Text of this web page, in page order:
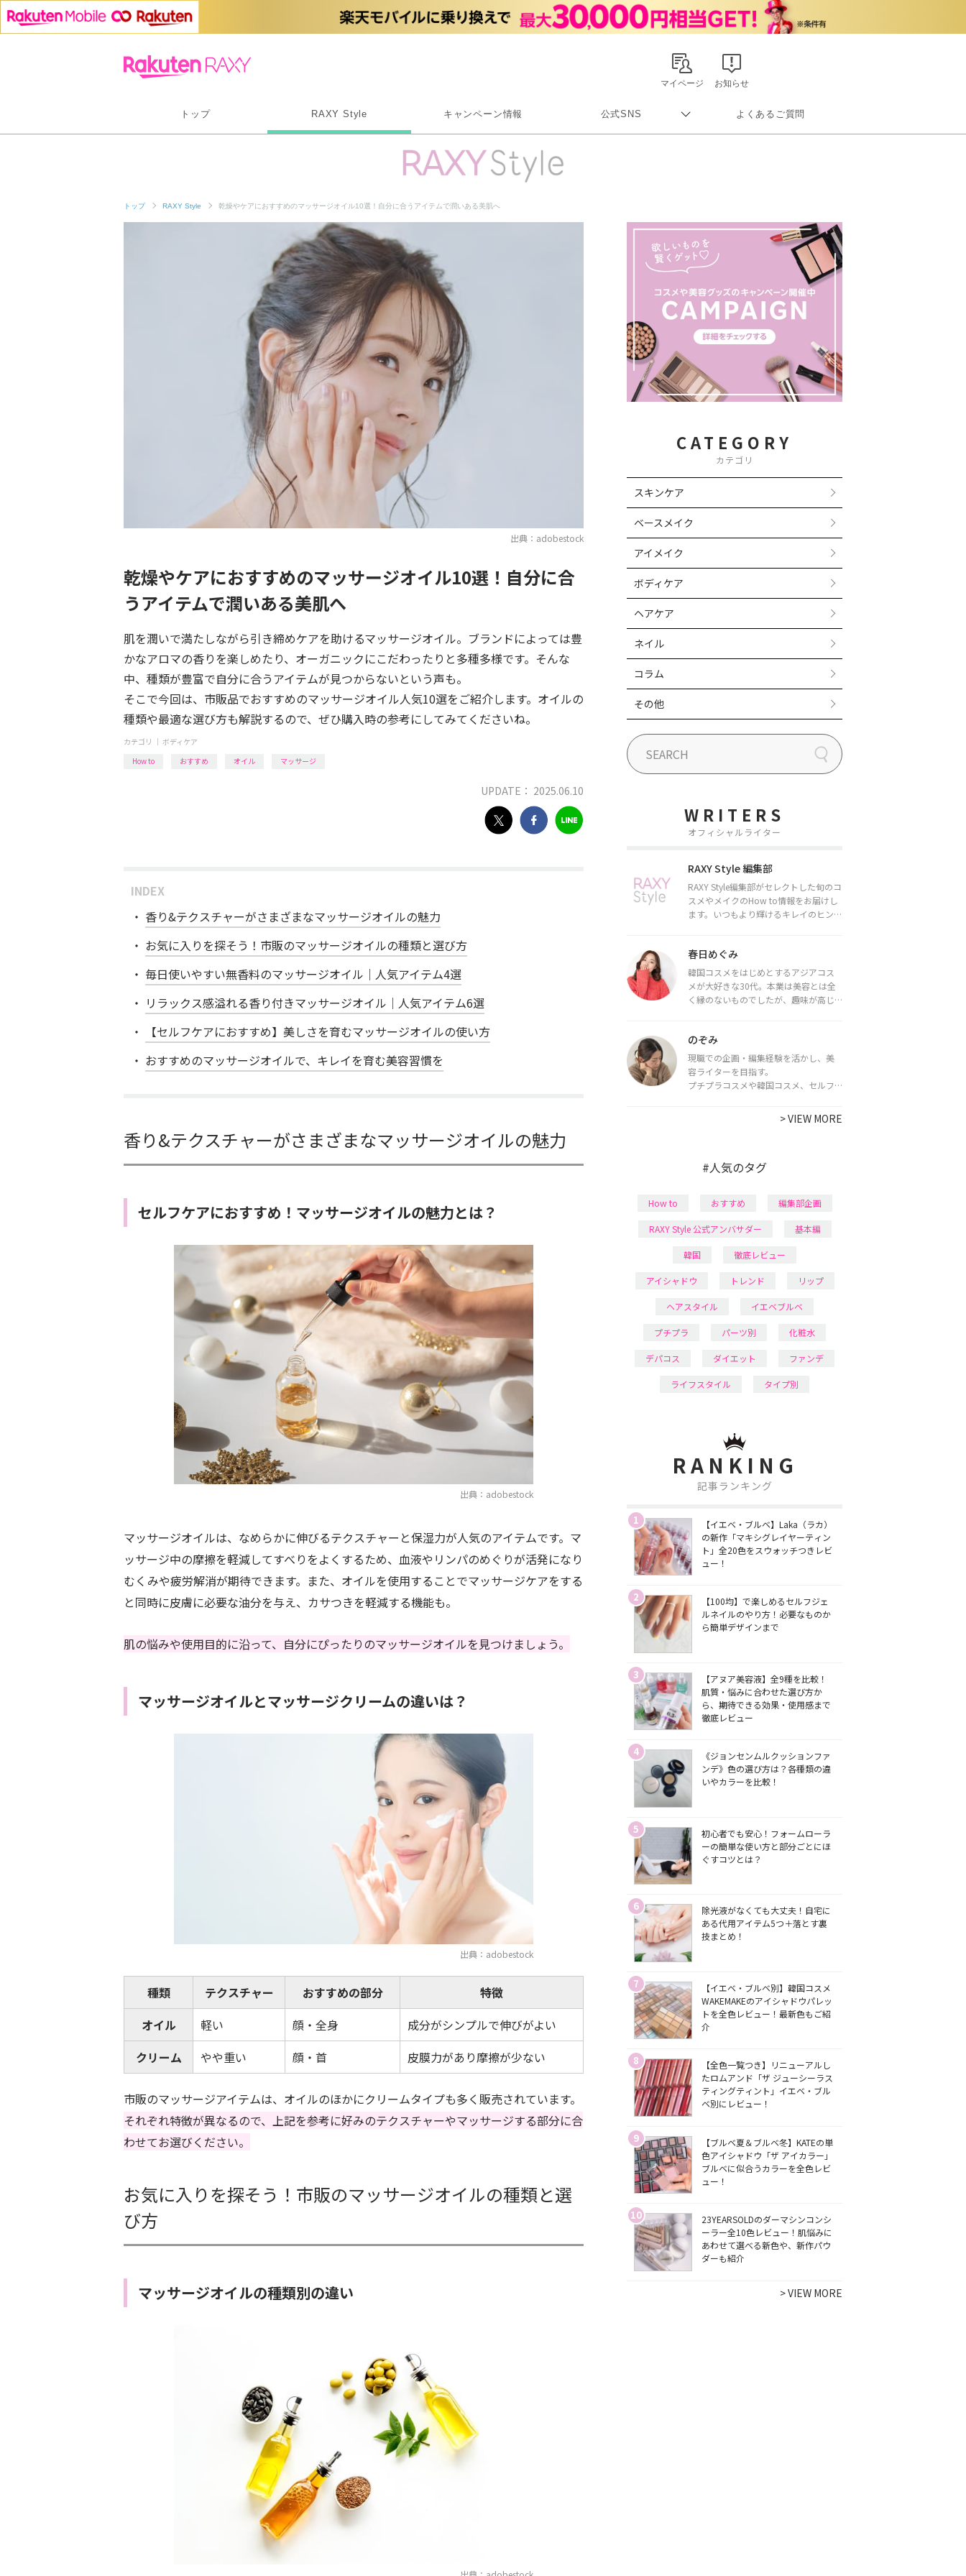
お知らせ
マイページ
トップ RAXY Style キャンペーン情報 公式SNS
Rakuten Link
よくあるご質問
トップ RAXY Style 乾燥やケアにおすすめのマッサージオイル10選！自分に合うアイテムで潤いある美肌へ
出典：adobestock
乾燥やケアにおすすめのマッサージオイル10選！自分に合
うアイテムで潤いある美肌へ
肌を潤いで満たしながら引き締めケアを助けるマッサージオイル。ブランドによっては豊
かなアロマの香りを楽しめたり、オーガニックにこだわったりと多種多様です。そんな
中、種類が豊富で自分に合うアイテムが見つからないという声も。
そこで今回は、市販品でおすすめのマッサージオイル人気10選をご紹介します。オイルの
種類や最適な選び方も解説するので、ぜひ購入時の参考にしてみてくださいね。
カテゴリ ｜ ボディケア
How to
おすすめ オイル マッサージ
UPDATE： 2025.06.10
INDEX
香り&テクスチャーがさまざまなマッサージオイルの魅力
お気に入りを探そう！市販のマッサージオイルの種類と選び方
毎日使いやすい無香料のマッサージオイル｜人気アイテム4選
リラックス感溢れる香り付きマッサージオイル｜人気アイテム6選
【セルフケアにおすすめ】美しさを育むマッサージオイルの使い方
おすすめのマッサージオイルで、キレイを育む美容習慣を
香り&テクスチャーがさまざまなマッサージオイルの魅力
セルフケアにおすすめ！マッサージオイルの魅力とは？
出典：adobestock
マッサージオイルは、なめらかに伸びるテクスチャーと保湿力が人気のアイテムです。マ
ッサージ中の摩擦を軽減してすべりをよくするため、血液やリンパのめぐりが活発になり
むくみや疲労解消が期待できます。また、オイルを使用することでマッサージケアをする
と同時に皮膚に必要な油分を与え、カサつきを軽減する機能も。
肌の悩みや使用目的に沿って、自分にぴったりのマッサージオイルを見つけましょう。
マッサージオイルとマッサージクリームの違いは？
出典：adobestock
種類 テクスチャー おすすめの部分
特徴
オイル
軽い 顔・全身
成分がシンプルで伸びがよい
クリーム
やや重い 顔・首 皮膜力があり摩擦が少ない
市販のマッサージアイテムは、オイルのほかにクリームタイプも多く販売されています。
それぞれ特徴が異なるので、上記を参考に好みのテクスチャーやマッサージする部分に合
わせてお選びください。
お気に入りを探そう！市販のマッサージオイルの種類と選
び方
マッサージオイルの種類別の違い
CATEGORY
カテゴリ
スキンケア
ベースメイク
アイメイク
ボディケア
ヘアケア
ネイル
コラム
その他
WRITERS
オフィシャルライター
RAXY Style 編集部
RAXY Style編集部がセレクトした旬のコ
スメやメイクのHow to情報をお届けし
ます。いつもより輝けるキレイのヒント
春日めぐみ
韓国コスメをはじめとするアジアコス
メが大好きな30代。本業は美容とは全
く縁のないものでしたが、趣味が高じ
ライターとして活動中。
都内で16タイプパーソナルカラー診
断・顔タイプ診断・骨格診断によるイ
メージコンサルティングも行っていま
のぞみ
現職での企画・編集経験を活かし、美
容ライターを目指す。
プチプラコスメや韓国コスメ、セルフ
で最新情報をチェック。家事や育児の合
間に取り入れられる時短美容テクも実
>VIEW MORE
#人気のタグ
How to おすすめ 編集部企画
RAXY Style 公式アンバサダー 基本編
韓国 徹底レビュー
アイシャドウ トレンド リップ
ヘアスタイル イエベブルベ
プチプラ パーツ別 化粧水
デパコス ダイエット ファンデ
ライフスタイル タイプ別
RANKING
記事ランキング
1
【イエベ・ブルベ】Laka（ラカ）
の新作「マキシグレイヤーティン
ト」全20色をスウォッチつきレビ
ュー！
2
【100均】で楽しめるセルフジェ
ルネイルのやり方！必要なものか
ら簡単デザインまで
3
【アヌア美容液】全9種を比較！
肌質・悩みに合わせた選び方か
ら、期待できる効果・使用感まで
徹底レビュー
4
《ジョンセンムルクッションファ
ンデ》色の選び方は？各種類の違
いやカラーを比較！
5
初心者でも安心！フォームローラ
ーの簡単な使い方と部分ごとにほ
ぐすコツとは？
6
除光液がなくても大丈夫！自宅に
ある代用アイテム5つ＋落とす裏
技まとめ！
7
【イエベ・ブルベ別】韓国コスメ
WAKEMAKEのアイシャドウパレッ
トを全色レビュー！最新色もご紹
介
8
【全色一覧つき】リニューアルし
たロムアンド「ザ ジューシーラス
ティングティント」イエベ・ブル
ベ別にレビュー！
9
【ブルベ夏＆ブルベ冬】KATEの単
色アイシャドウ「ザ アイカラー」
ブルベに似合うカラーを全色レビ
ュー！
10
23YEARSOLDのダーマシンコンシ
ーラー全10色レビュー！肌悩みに
あわせて選べる新色や、新作パウ
ダーも紹介
>VIEW MORE